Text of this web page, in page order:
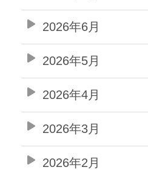
2026年6月
2026年5月
2026年4月
2026年3月
2026年2月